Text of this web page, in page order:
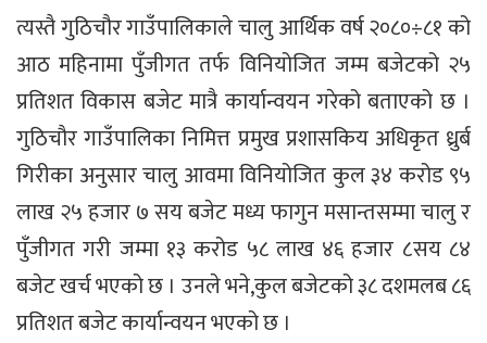
त्यस्तै गुठिचौर गाउँपालिकाले चालु आर्थिक वर्ष २०८०÷८१ को
आठ महिनामा पुँजीगत तर्फ विनियोजित जम्म बजेटको २५
प्रतिशत विकास बजेट मात्रै कार्यान्वयन गरेको बताएको छ ।
गुठिचौर गाउँपालिका निमित्त प्रमुख प्रशासकिय अधिकृत ध्रुर्ब
गिरीका अनुसार चालु आवमा विनियोजित कुल ३४ करोड ९५
लाख २५ हजार ७ सय बजेट मध्य फागुन मसान्तसम्मा चालु र
पुँजीगत गरी जम्मा १३ करोड ५८ लाख ४६ हजार ८सय ८४
बजेट खर्च भएको छ । उनले भने,कुल बजेटको ३८ दशमलब ८६
प्रतिशत बजेट कार्यान्वयन भएको छ ।